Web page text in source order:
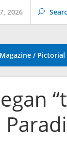
2026
Magazine / Pictorial